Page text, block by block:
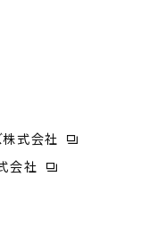
会社
株式会社